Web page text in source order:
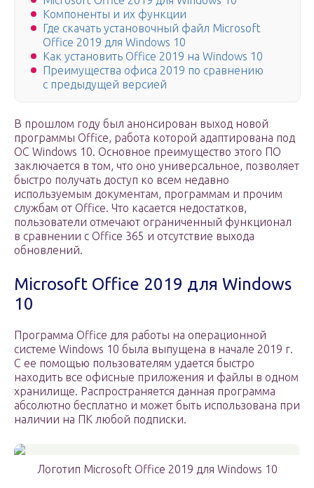
Компоненты и их функции
Где скачать установочный файл Microsoft
Office 2019 для Windows 10
Как установить Office 2019 на Windows 10
Преимущества офиса 2019 по сравнению
с предыдущей версией
В прошлом году был анонсирован выход новой
программы Office, работа которой адаптирована под
ОС Windows 10. Основное преимущество этого ПО
заключается в том, что оно универсальное, позволяет
быстро получать доступ ко всем недавно
используемым документам, программам и прочим
службам от Office. Что касается недостатков,
пользователи отмечают ограниченный функционал
в сравнении с Office 365 и отсутствие выхода
обновлений.
Microsoft Office 2019 для Windows
10
Программа Office для работы на операционной
системе Windows 10 была выпущена в начале 2019 г.
С ее помощью пользователям удается быстро
находить все офисные приложения и файлы в одном
хранилище. Распространяется данная программа
абсолютно бесплатно и может быть использована при
наличии на ПК любой подписки.
Логотип Microsoft Office 2019 для Windows 10